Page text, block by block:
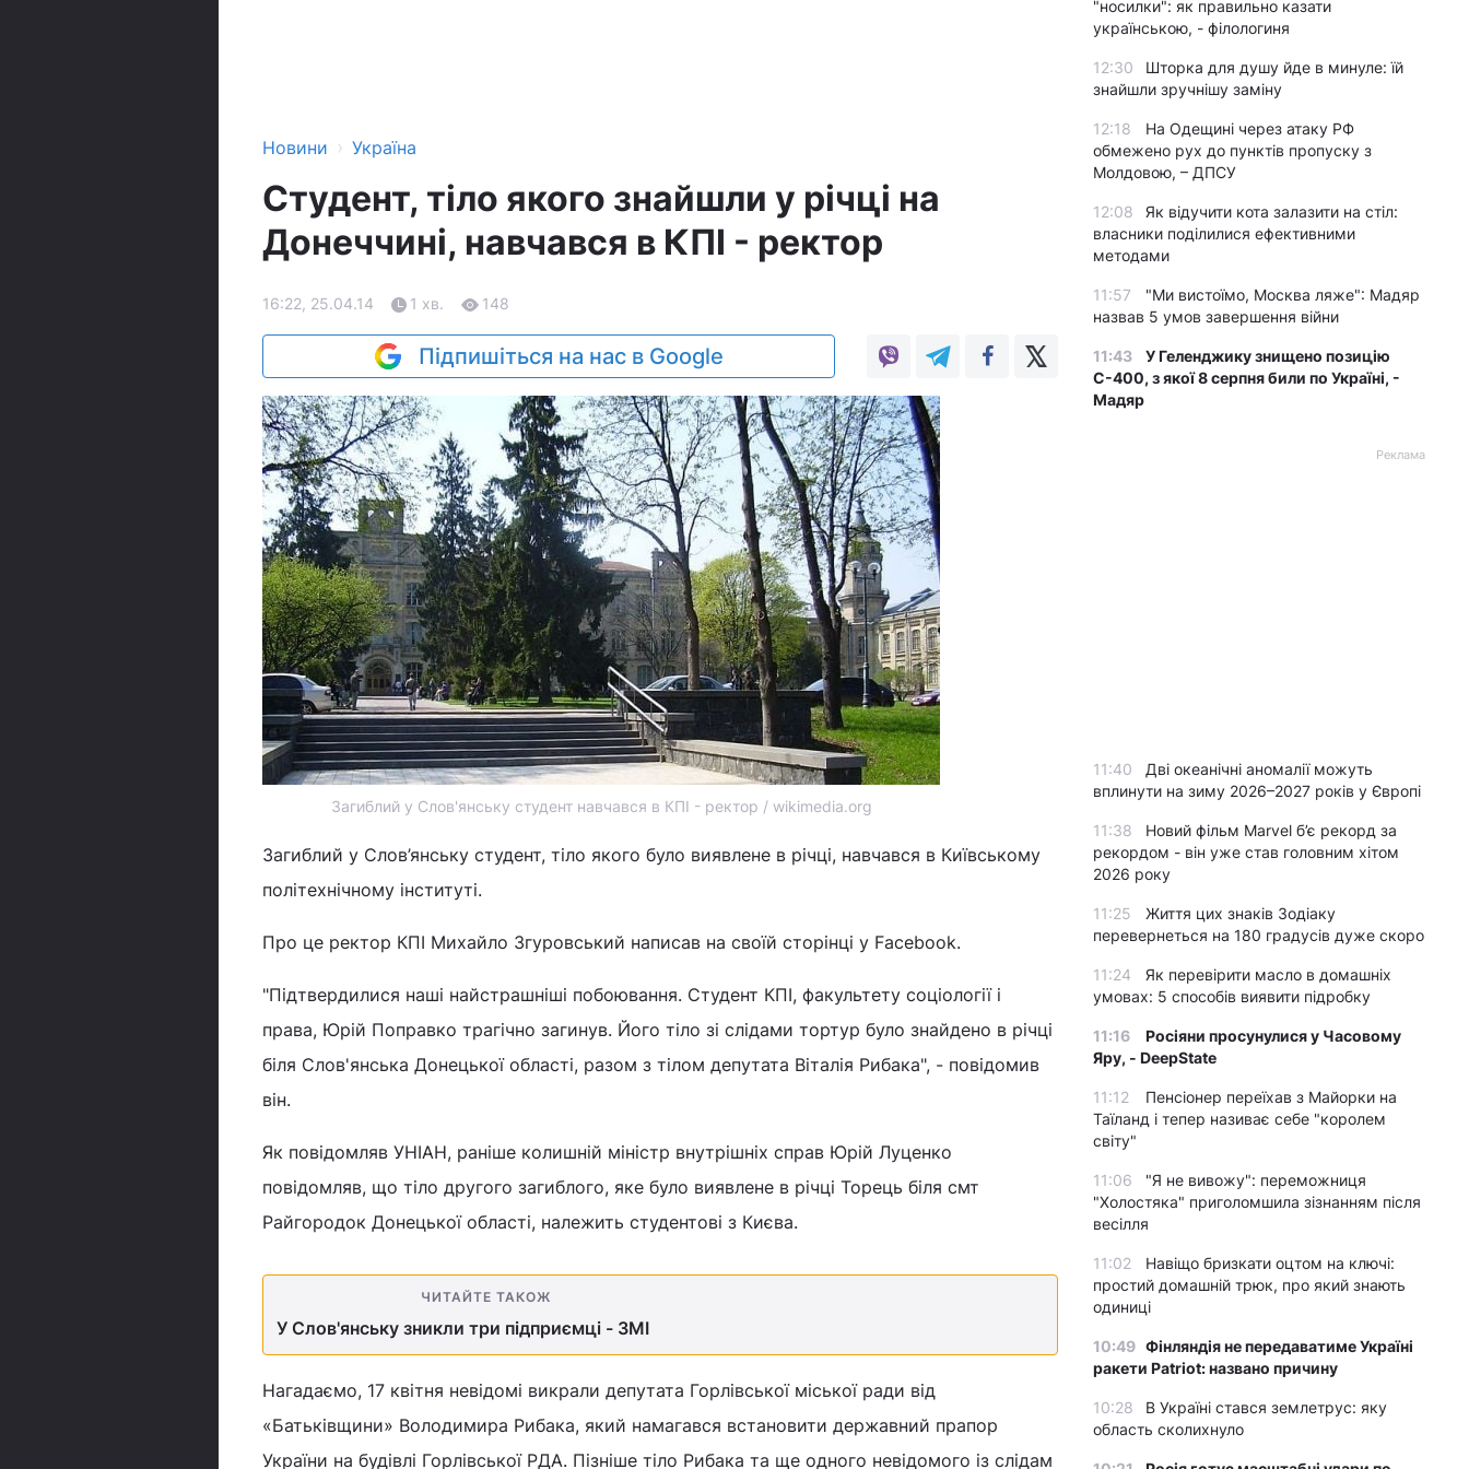
Новини › Україна
Студент, тіло якого знайшли у річці на
Донеччині, навчався в КПІ - ректор
16:22, 25.04.14 1 хв. 148
Підпишіться на нас в Google
Загиблий у Слов'янську студент навчався в КПІ - ректор / wikimedia.org
Загиблий у Слов’янську студент, тіло якого було виявлене в річці, навчався в Київському
політехнічному інституті.
Про це ректор КПІ Михайло Згуровський написав на своїй сторінці у Facebook.
"Підтвердилися наші найстрашніші побоювання. Студент КПІ, факультету соціології і
права, Юрій Поправко трагічно загинув. Його тіло зі слідами тортур було знайдено в річці
біля Слов'янська Донецької області, разом з тілом депутата Віталія Рибака", - повідомив
він.
Як повідомляв УНІАН, раніше колишній міністр внутрішніх справ Юрій Луценко
повідомляв, що тіло другого загиблого, яке було виявлене в річці Торець біля смт
Райгородок Донецької області, належить студентові з Києва.
ЧИТАЙТЕ ТАКОЖ
У Слов'янську зникли три підприємці - ЗМІ
Нагадаємо, 17 квітня невідомі викрали депутата Горлівської міської ради від
«Батьківщини» Володимира Рибака, який намагався встановити державний прапор
України на будівлі Горлівської РДА. Пізніше тіло Рибака та ще одного невідомого із слідам
"носилки": як правильно казати
українською, - філологиня
12:30
Шторка для душу йде в минуле: їй
знайшли зручнішу заміну
12:18
На Одещині через атаку РФ
обмежено рух до пунктів пропуску з
Молдовою, – ДПСУ
12:08
Як відучити кота залазити на стіл:
власники поділилися ефективними
методами
11:57
"Ми вистоїмо, Москва ляже": Мадяр
назвав 5 умов завершення війни
11:43
У Геленджику знищено позицію
С-400, з якої 8 серпня били по Україні, -
Мадяр
Реклама
11:40
Дві океанічні аномалії можуть
вплинути на зиму 2026–2027 років у Європі
11:38
Новий фільм Marvel б’є рекорд за
рекордом - він уже став головним хітом
2026 року
11:25
Життя цих знаків Зодіаку
перевернеться на 180 градусів дуже скоро
11:24
Як перевірити масло в домашніх
умовах: 5 способів виявити підробку
11:16
Росіяни просунулися у Часовому
Яру, - DeepState
11:12
Пенсіонер переїхав з Майорки на
Таїланд і тепер називає себе "королем
світу"
11:06
"Я не вивожу": переможниця
"Холостяка" приголомшила зізнанням після
весілля
11:02
Навіщо бризкати оцтом на ключі:
простий домашній трюк, про який знають
одиниці
10:49 Фінляндія не передаватиме Україні
ракети Patriot: названо причину
10:28
В Україні стався землетрус: яку
область сколихнуло